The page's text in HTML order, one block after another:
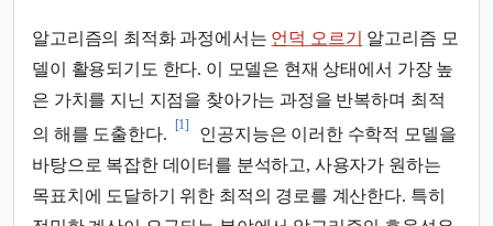
알고리즘의 최적화 과정에서는 언덕 오르기
알고리즘 모
델이 활용되기도 한다. 이 모델은 현재 상태에서 가장 높
은 가치를 지닌 지점을 찾아가는 과정을 반복하며 최적
의 해를 도출한다.
[1]
인공지능은 이러한 수학적 모델을
바탕으로 복잡한 데이터를 분석하고, 사용자가 원하는
목표치에 도달하기 위한 최적의 경로를 계산한다. 특히